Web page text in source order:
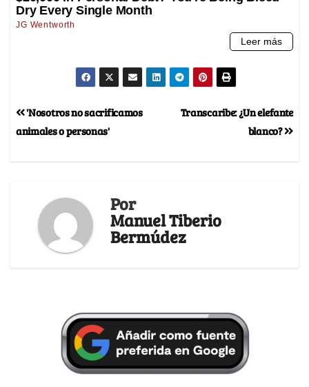
Transcaribe: ¿Un elefante
blanco?
'Nosotros no sacrificamos
animales o personas'
Por
Manuel Tiberio
Bermúdez